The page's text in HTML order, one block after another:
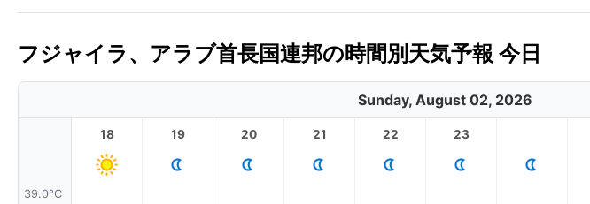
フジャイラ、アラブ首長国連邦の時間別天気予報 今日
Sunday, August 02, 2026
39.0°C
18 19 20 21 22 23